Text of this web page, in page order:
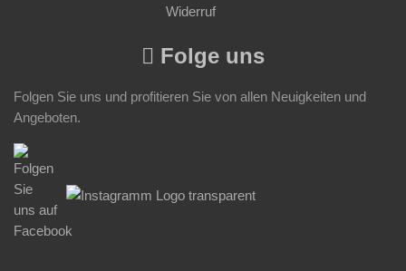
Widerruf
Folge uns
Folgen Sie uns und profitieren Sie von allen Neuigkeiten und
Angeboten.